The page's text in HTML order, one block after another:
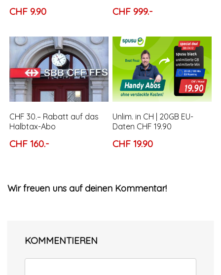
CHF 9.90 CHF 999.-
CHF 30.– Rabatt auf das
Halbtax-Abo
CHF 160.-
Unlim. in CH | 20GB EU-
Daten CHF 19.90
CHF 19.90
Wir freuen uns auf deinen Kommentar!
KOMMENTIEREN